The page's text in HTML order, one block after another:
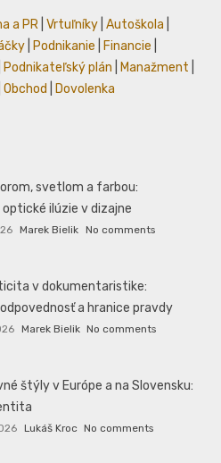
a PR Vrtuľníky Autoškola
Podnikanie Financie
Podnikateľský plán Manažment
Obchod Dovolenka
svetlom a farbou:
optické ilúzie v dizajne
Marek Bielik No comments
v dokumentaristike:
a hranice pravdy
Marek Bielik No comments
štýly v Európe a na Slovensku:
Lukáš Kroc No comments